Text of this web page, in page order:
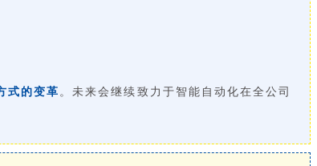
式的变革。未来会继续致力于智能自动化在全公司